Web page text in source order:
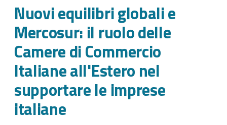
Nuovi equilibri globali e
Mercosur: il ruolo delle
Camere di Commercio
Italiane all'Estero nel
supportare le imprese
italiane